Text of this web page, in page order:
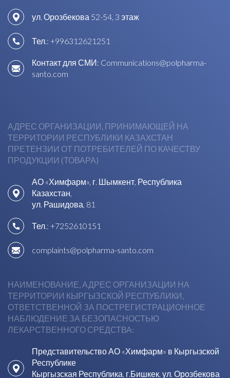
ул. Орозбекова 52-54, 3 этаж
Тел.: +996312621251
Контакт для СМИ: Communications@polpharma-
santo.com
АДРЕС ОРГАНИЗАЦИИ, ПРИНИМАЮЩЕЙ НА
ТЕРРИТОРИИ РЕСПУБЛИКИ КАЗАХСТАН
ПРЕТЕНЗИИ ОТ ПОТРЕБИТЕЛЕЙ ПО КАЧЕСТВУ
ПРОДУКЦИИ (ТОВАРА)
АО «Химфарм», г. Шымкент, Республика
Казахстан,
ул. Рашидова, 81
Тел.: +7252610151
complaints@polpharma-santo.com
НАИМЕНОВАНИЕ, АДРЕС ОРГАНИЗАЦИИ НА
ТЕРРИТОРИИ КЫРГЫЗСКОЙ РЕСПУБЛИКИ,
ОТВЕТСТВЕННОЙ ЗА ПОСТРЕГИСТРАЦИОННОЕ
НАБЛЮДЕНИЕ ЗА БЕЗОПАСНОСТЬЮ
ЛЕКАРСТВЕННОГО СРЕДСТВА:
Представительство АО «Химфарм» в Кыргызской
Республике
Кыргызская Республика, г.Бишкек, ул. Орозбекова